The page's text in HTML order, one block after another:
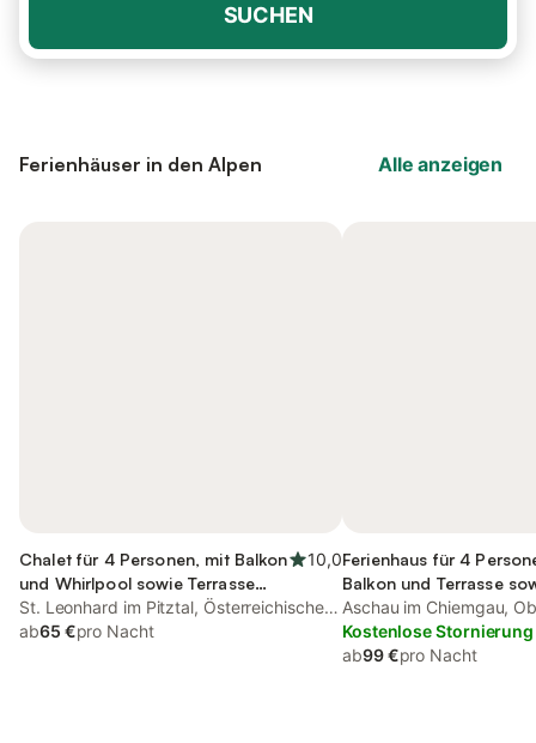
SUCHEN
Ferienhäuser in den Alpen Alle anzeigen
Chalet für 4 Personen, mit Balkon
und Whirlpool sowie Terrasse
und Garten
10,0
St. Leonhard im Pitztal, Österreichische
Alpen
ab65 €pro Nacht
Ferienhaus für 4
Balkon und Terrasse
Aschau im Chiemgau,
Kostenlose Stornierung
ab99 €pro Nacht